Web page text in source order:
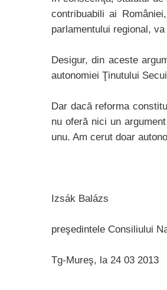
contribuabili ai
parlamentului regional,
Desigur, din aceste
autonomiei Ţinutului
Dar dacă reforma
nu oferă nici un
unu. Am cerut doar
Izsák Balázs
preşedintele Consiliului
Tg-Mureş, la 24 03 2013